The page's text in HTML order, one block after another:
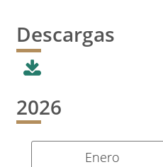
Descargas
2026
Enero